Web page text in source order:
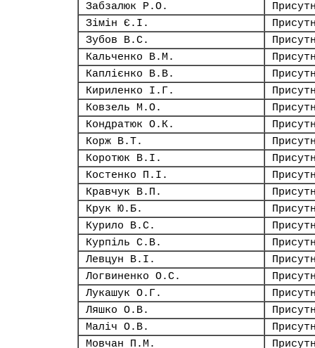
Забзалюк Р.О.
Зімін Є.І.
Зубов В.С.
Кальченко В.М.
Каплієнко В.В.
Кириленко І.Г.
Ковзель М.О.
Кондратюк О.К.
Корж В.Т.
Коротюк В.І.
Костенко П.І.
Кравчук В.П.
Крук Ю.Б.
Курило В.С.
Курпіль С.В.
Левцун В.І.
Логвиненко О.С.
Лукашук О.Г.
Ляшко О.В.
Маліч О.В.
Мовчан П.М.